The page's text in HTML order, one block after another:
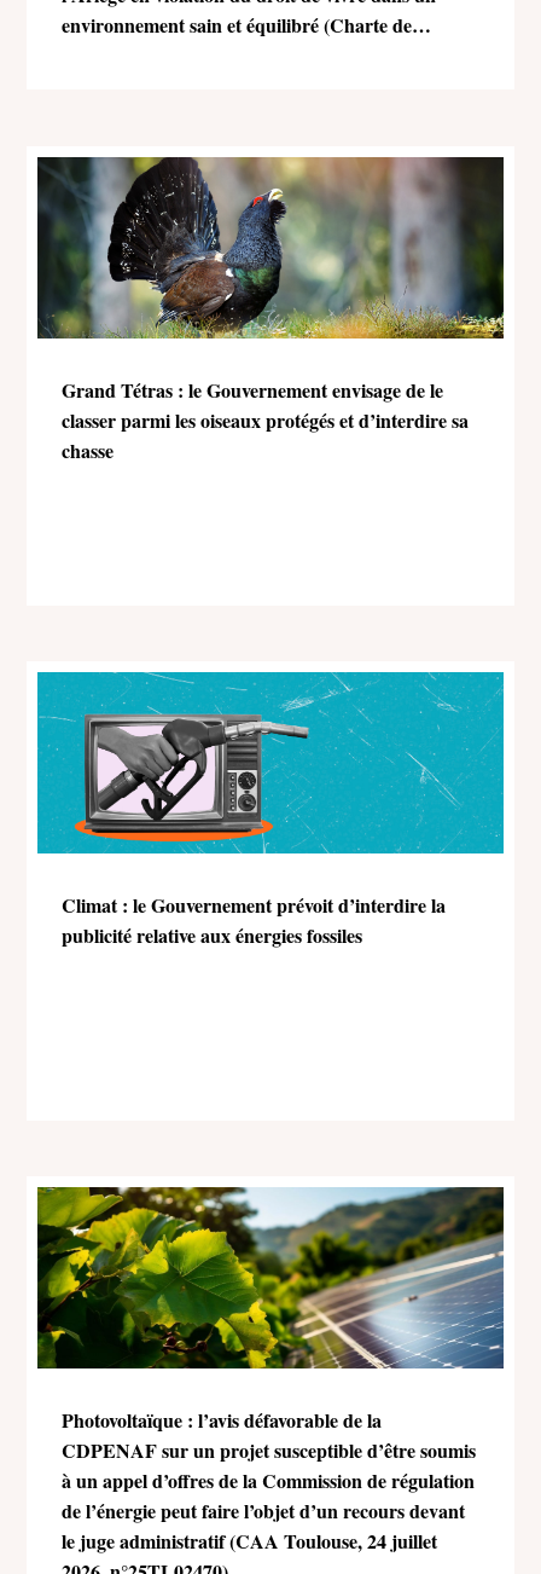
environnement sain et équilibré (Charte de
Grand Tétras : le Gouvernement envisage de le
classer parmi les oiseaux protégés et d’interdire sa
chasse
Climat : le Gouvernement prévoit d’interdire la
publicité relative aux énergies fossiles
Photovoltaïque : l’avis défavorable de la
CDPENAF sur un projet susceptible d’être soumis
à un appel d’offres de la Commission de régulation
de l’énergie peut faire l’objet d’un recours devant
le juge administratif (CAA Toulouse, 24 juillet